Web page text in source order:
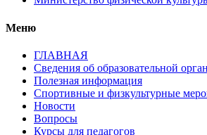
Меню
ГЛАВНАЯ
Сведения об образовательной
Полезная информация
Спортивные и физкультурные
Новости
Вопросы
Курсы для педагогов